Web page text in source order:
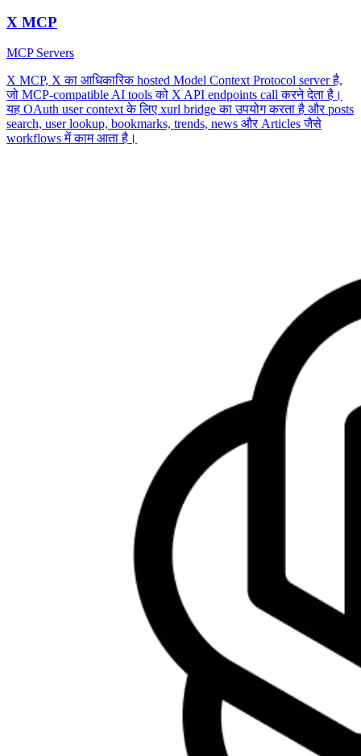
X MCP
MCP Servers
X MCP, X का आधिकारिक hosted Model Context Protocol server है,
जो MCP-compatible AI tools को X API endpoints call करने देता है।
यह OAuth user context के लिए xurl bridge का उपयोग करता है और posts
search, user lookup, bookmarks, trends, news और Articles जैसे
workflows में काम आता है।